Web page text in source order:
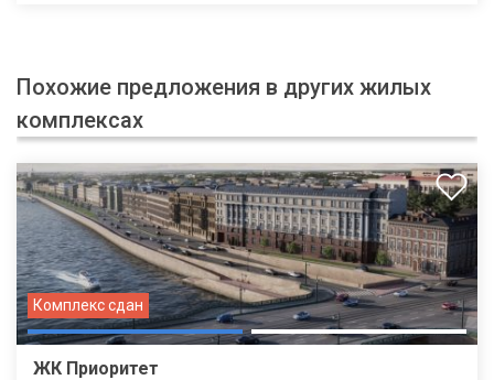
Похожие предложения в других жилых
комплексах
Комплекс сдан
ЖК Приоритет